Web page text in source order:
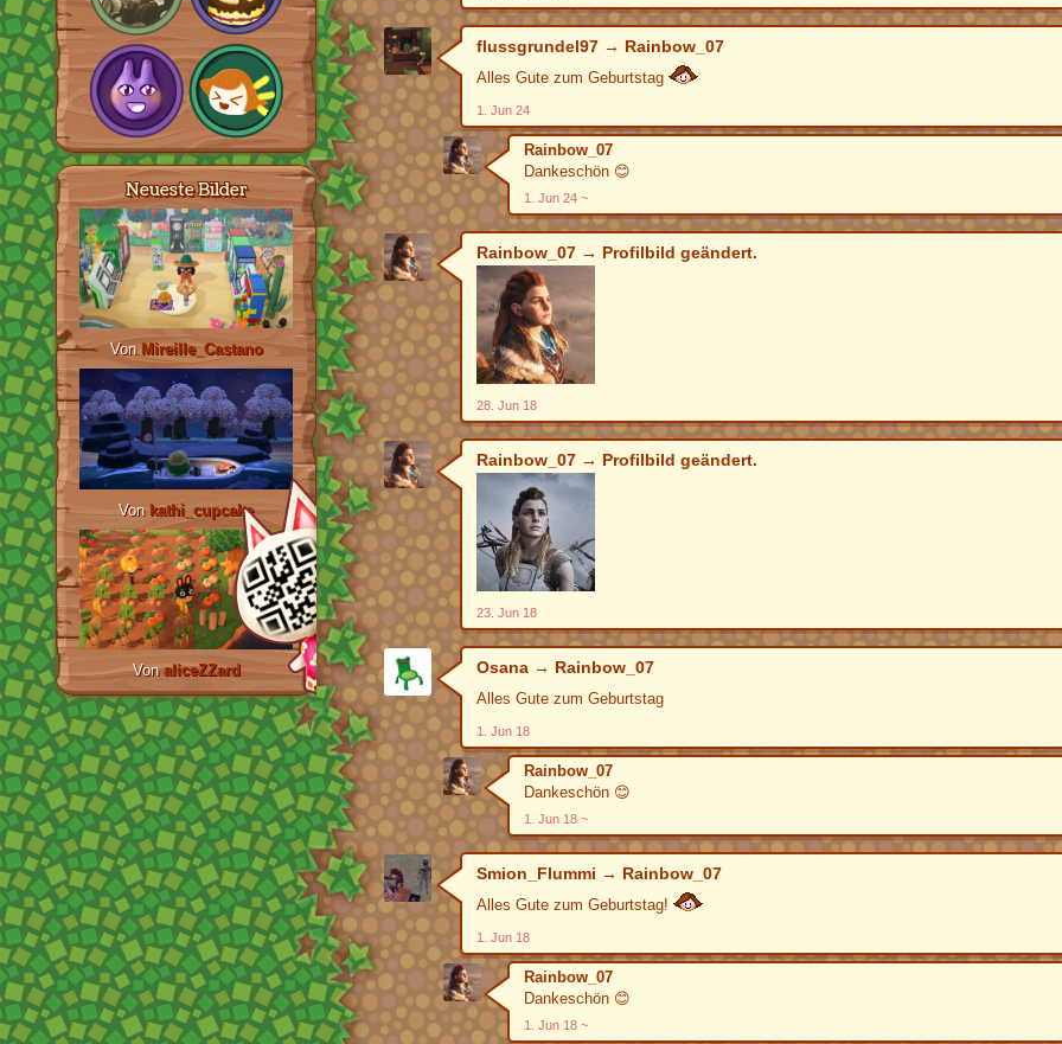
Neueste Bilder
Von Mireille_Castano
Von kathi_cupcake
VonaliceZZard
flussgrundel97 → Rainbow_07
Alles Gute zum Geburtstag
1. Jun 24
Rainbow_07
Dankeschön 😊
1. Jun 24
Rainbow_07 → Profilbild geändert.
28. Jun 18
Rainbow_07 → Profilbild geändert.
23. Jun 18
Osana → Rainbow_07
Alles Gute zum Geburtstag
1. Jun 18
Rainbow_07
Dankeschön 😊
1. Jun 18
Smion_Flummi → Rainbow_07
Alles Gute zum Geburtstag!
1. Jun 18
Rainbow_07
Dankeschön 😊
1. Jun 18